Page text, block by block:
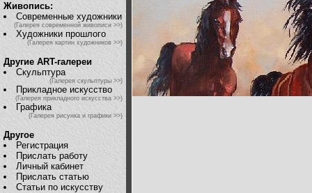
Живопись:
Современные художники
(Галерея современной живописи >>)
Художники прошлого
(Галерея картин художников >>)
Другие ART-галереи
Скульптура
(Галерея скульптуры >>)
Прикладное искусство
(Галерея прикладного искусства >>)
Графика
(Галерея рисунка и графики >>)
Другое
Регистрация
Прислать работу
Личный кабинет
Прислать статью
Статьи по искусству